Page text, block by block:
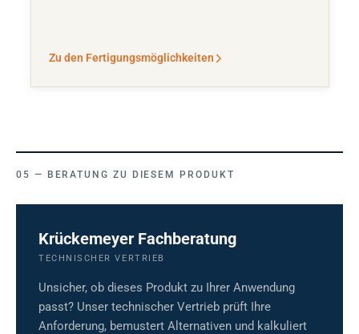
Zu den Fertigungsmöglichkeiten
BERATUNG ZU DIESEM PRODUKT
Krückemeyer Fachberatung
TECHNISCHER VERTRIEB
Unsicher, ob dieses Produkt zu Ihrer Anwendung
passt? Unser technischer Vertrieb prüft Ihre
Anforderung, bemustert Alternativen und kalkuliert